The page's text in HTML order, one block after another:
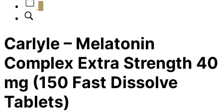
Carlyle – Melatonin
Complex Extra Strength 40
mg (150 Fast Dissolve
Tablets)